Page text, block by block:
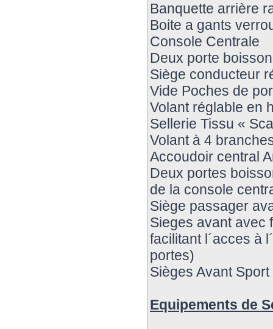
Banquette arrière
Boite a gants
Console Centrale
Deux porte
Siège conducteur
Vide Poches de
Volant réglable en
Sellerie Tissu «
Volant à 4
Accoudoir central
Deux portes
de la console
Siège passager
Sieges avant avec
facilitant l´acces à
portes)
Sièges Avant Sport
Equipements de